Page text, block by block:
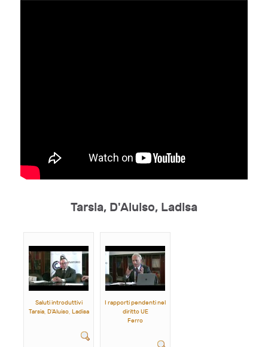
Tarsia, D'Aluiso, Ladisa
Saluti introduttivi
Tarsia, D'Aluiso, Ladisa
I rapporti pendenti nel
diritto UE
Ferro